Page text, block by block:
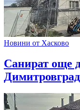
Новини от Хасково
Санират още
Димитровград